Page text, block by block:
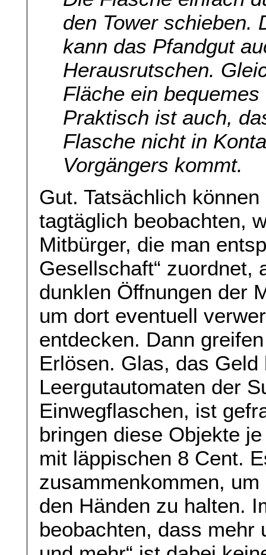
den Tower schieben.
kann das Pfandgut
Herausrutschen.
Fläche ein
Praktisch ist auch,
Flasche nicht in
Vorgängers kommt.
Gut. Tatsächlich
tagtäglich beobachten,
Mitbürger, die man
Gesellschaft“ zuordnet,
dunklen Öffnungen der
um dort eventuell
entdecken. Dann
Erlösen. Glas, das Geld
Leergutautomaten der
Einwegflaschen, ist
bringen diese Objekte
mit läppischen 8 Cent.
zusammenkommen,
den Händen zu halten.
beobachten, dass mehr